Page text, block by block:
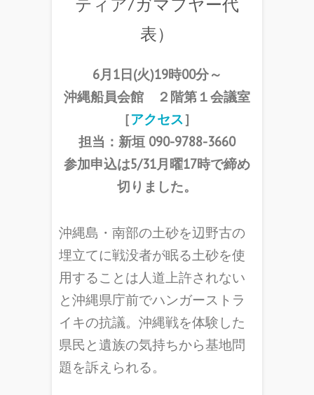
ティア/ガマフヤー代
表）
6月1日(火)19時00分～
沖縄船員会館 ２階第１会議室
［アクセス ］
担当：新垣 090-9788-3660
参加申込は5/31月曜17時で締め
切りました。
沖縄島・南部の土砂を辺野古の
埋立てに戦没者が眠る土砂を使
用することは人道上許されない
と沖縄県庁前でハンガーストラ
イキの抗議。沖縄戦を体験した
県民と遺族の気持ちから基地問
題を訴えられる。